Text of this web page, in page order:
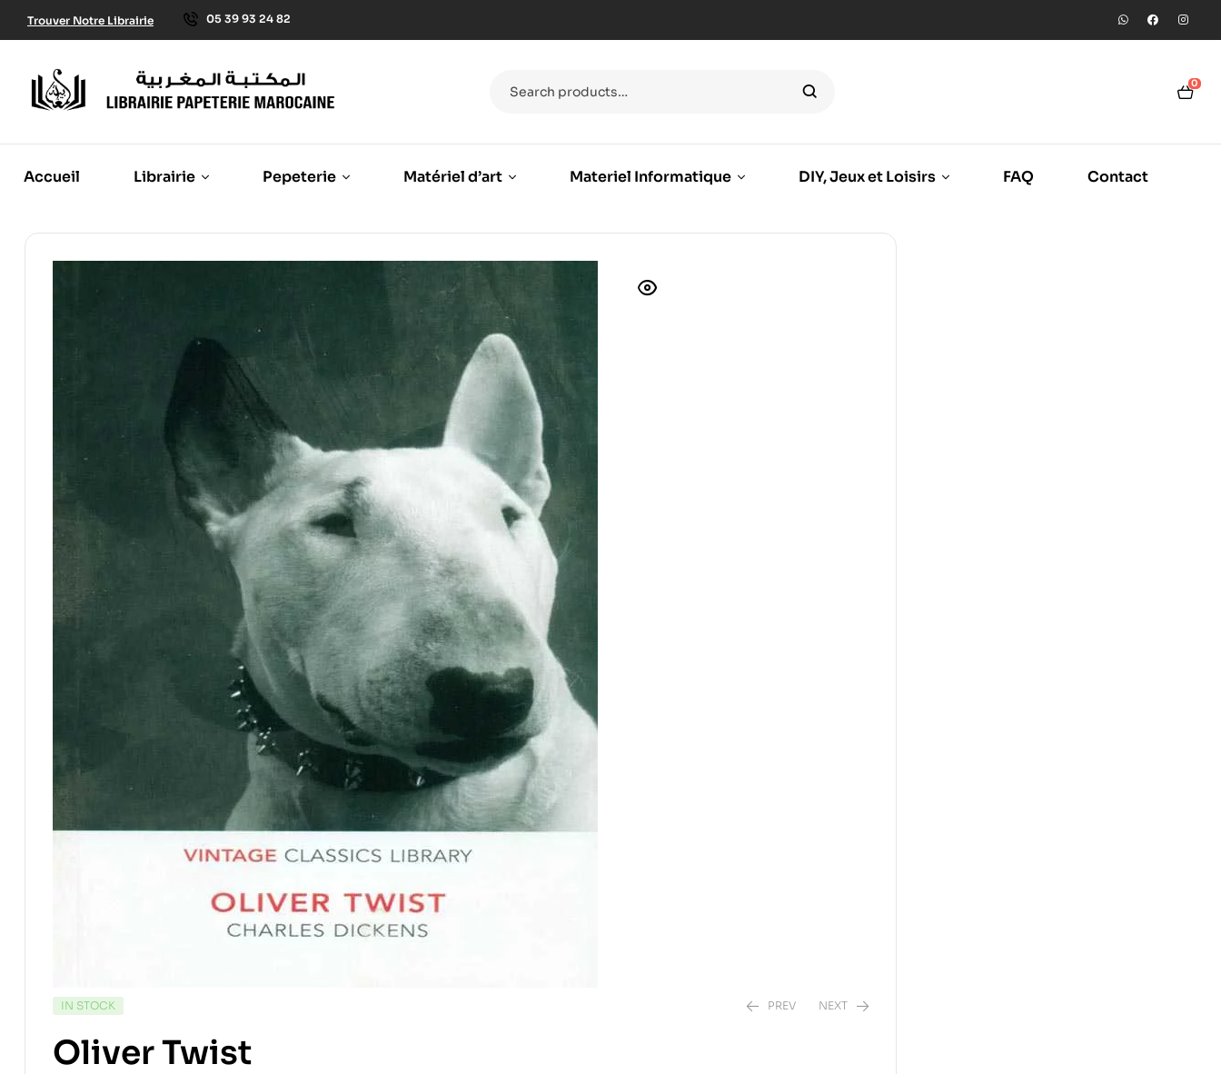
Trouver Notre Librairie 05 39 93 24 82
0
Accueil Librairie Pepeterie Matériel d’art Materiel Informatique DIY, Jeux et Loisirs FAQ Contact
IN STOCK PREV NEXT
Oliver Twist